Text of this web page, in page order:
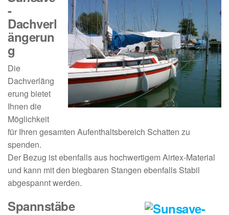
-
Dachverl
ängerun
g
Die
Dachverläng
erung bietet
Ihnen die
Möglichkeit
für Ihren gesamten Aufenthaltsbereich Schatten zu
spenden.
Der Bezug ist ebenfalls aus hochwertigem Airtex-Material
und kann mit den biegbaren Stangen ebenfalls Stabil
abgespannt werden.
Spannstäbe